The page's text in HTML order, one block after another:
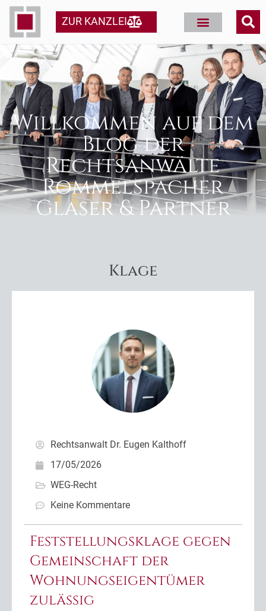
ZUR KANZLEI
Willkommen auf dem
Blog der
Rechtsanwälte
Rommelspacher
Glaser & Partner
Klage
Rechtsanwalt Dr. Eugen Kalthoff
17/05/2026
WEG-Recht
Keine Kommentare
Feststellungsklage gegen
Gemeinschaft der
Wohnungseigentümer
zulässig